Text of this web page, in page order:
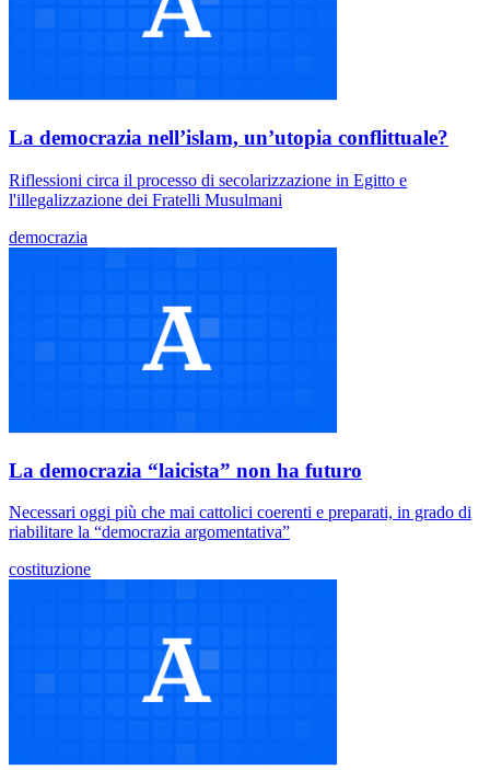
La democrazia nell’islam, un’utopia conflittuale?
Riflessioni circa il processo di secolarizzazione in Egitto e
l'illegalizzazione dei Fratelli Musulmani
democrazia
La democrazia “laicista” non ha futuro
Necessari oggi più che mai cattolici coerenti e preparati, in grado di
riabilitare la “democrazia argomentativa”
costituzione